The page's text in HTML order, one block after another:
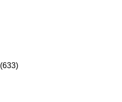
(633)